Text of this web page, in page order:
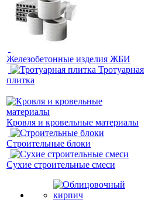
Железобетонные изделия ЖБИ
Тротуарная
плитка
Кровля и кровельные материалы
Строительные блоки
Сухие строительные смеси